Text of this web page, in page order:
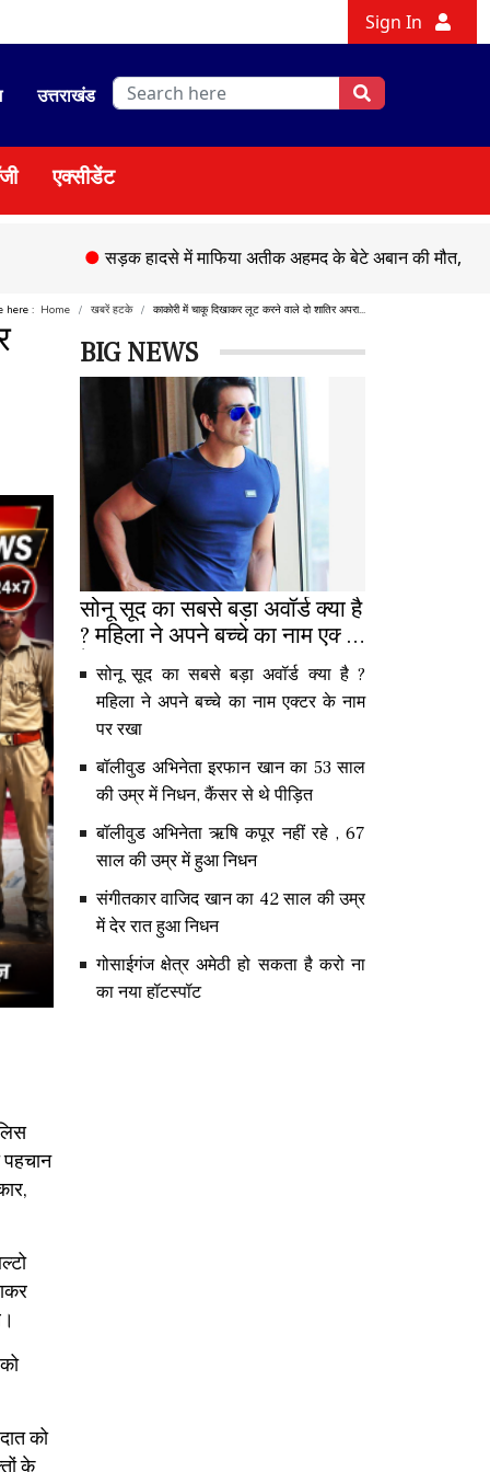
Sign In
उत्तराखंड
एक्सीडेंट
सड़क हादसे में माफिया अतीक अहमद के बेटे अबान की मौत, ● चेहल्लुम
here : Home खबरें हटके काकोरी में चाकू दिखाकर लूट करने वाले दो शातिर अपरा...
पहचान
को
BIG NEWS
सोनू सूद का सबसे बड़ा अवॉर्ड क्या है
? महिला ने अपने बच्चे का नाम एक्टर
के नाम पर रखा
सोनू सूद का सबसे बड़ा अवॉर्ड क्या है ?
महिला ने अपने बच्चे का नाम एक्टर के नाम
पर रखा
बॉलीवुड अभिनेता इरफान खान का 53 साल
की उम्र में निधन, कैंसर से थे पीड़ित
बॉलीवुड अभिनेता ऋषि कपूर नहीं रहे , 67
साल की उम्र में हुआ निधन
संगीतकार वाजिद खान का 42 साल की उम्र
में देर रात हुआ निधन
गोसाईगंज क्षेत्र अमेठी हो सकता है करो ना
का नया हॉटस्पॉट